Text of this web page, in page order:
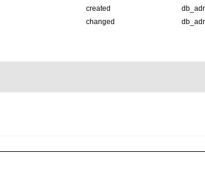
created
changed